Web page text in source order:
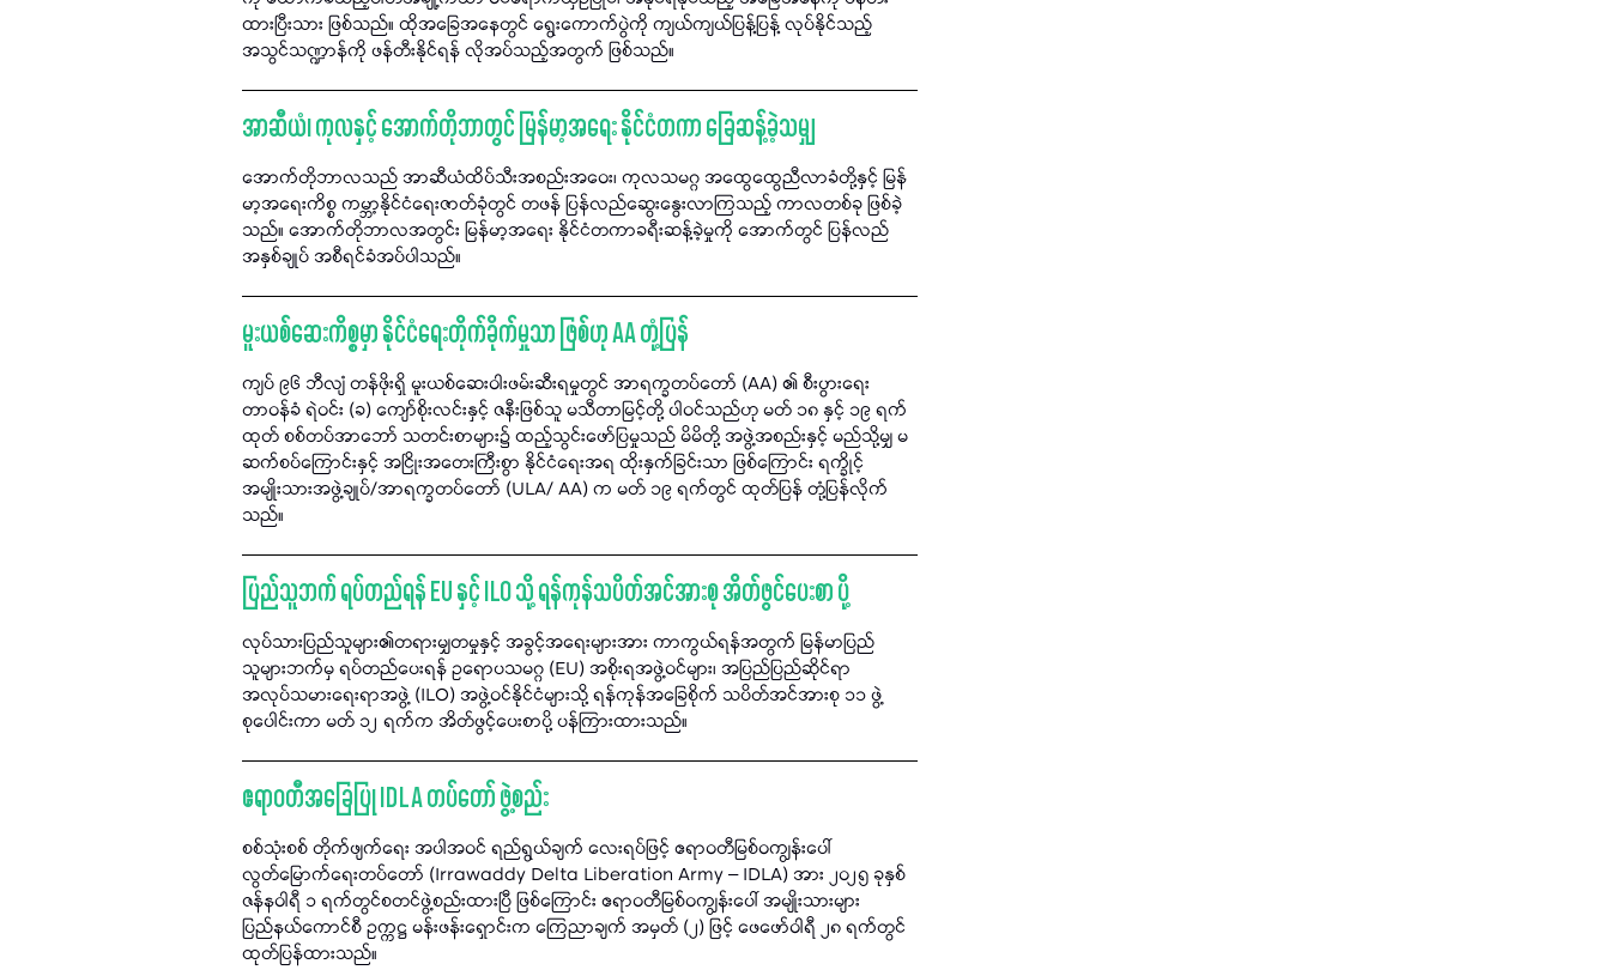
ထားပြီးသား ဖြစ်သည်။ ထိုအခြေအနေတွင် ရွေးကောက်ပွဲကို ကျယ်ကျယ်ပြန့်ပြန့် လုပ်နိုင်သည့်
အသွင်သဏ္ဍာန်ကို ဖန်တီးနိုင်ရန် လိုအပ်သည့်အတွက် ဖြစ်သည်။
အာဆီယံ၊ ကုလနှင့် အောက်တိုဘာတွင် မြန်မာ့အရေး နိုင်ငံတကာ ခြေဆန့်ခဲ့သမျှ
အောက်တိုဘာလသည် အာဆီယံထိပ်သီးအစည်းအဝေး၊ ကုလသမဂ္ဂ အထွေထွေညီလာခံတို့နှင့် မြန်
မာ့အရေးကိစ္စ ကမ္ဘာ့နိုင်ငံရေးဇာတ်ခုံတွင် တဖန် ပြန်လည်ဆွေးနွေးလာကြသည့် ကာလတစ်ခု ဖြစ်ခဲ့
သည်။ အောက်တိုဘာလအတွင်း မြန်မာ့အရေး နိုင်ငံတကာခရီးဆန့်ခဲ့မှုကို အောက်တွင် ပြန်လည်
အနှစ်ချုပ် အစီရင်ခံအပ်ပါသည်။
မူးယစ်ဆေးကိစ္စမှာ နိုင်ငံရေးတိုက်ခိုက်မှုသာ ဖြစ်ဟု AA တုံ့ပြန်
ကျပ် ၉၆ ဘီလျံ တန်ဖိုးရှိ မူးယစ်ဆေးဝါးဖမ်းဆီးရမှုတွင် အာရက္ခတပ်တော် (AA) ၏ စီးပွားရေး
တာဝန်ခံ ရဲဝင်း (ခ) ကျော်စိုးလင်းနှင့် ဇနီးဖြစ်သူ မသီတာမြင့်တို့ ပါဝင်သည်ဟု မတ် ၁၈ နှင့် ၁၉ ရက်
ထုတ် စစ်တပ်အာဘော် သတင်းစာများ၌ ထည့်သွင်းဖော်ပြမှုသည် မိမိတို့ အဖွဲ့အစည်းနှင့် မည်သို့မျှ မ
ဆက်စပ်ကြောင်းနှင့် အငြိုးအတေးကြီးစွာ နိုင်ငံရေးအရ ထိုးနှက်ခြင်းသာ ဖြစ်ကြောင်း ရက္ခိုင့်
အမျိုးသားအဖွဲ့ချုပ်/အာရက္ခတပ်တော် (ULA/ AA) က မတ် ၁၉ ရက်တွင် ထုတ်ပြန် တုံ့ပြန်လိုက်
သည်။
ပြည်သူဘက် ရပ်တည်ရန် EU နှင့် ILO သို့ ရန်ကုန်သပိတ်အင်အားစု အိတ်ဖွင်ပေးစာ ပို့
လုပ်သားပြည်သူများ၏တရားမျှတမှုနှင့် အခွင့်အရေးများအား ကာကွယ်ရန်အတွက် မြန်မာပြည်
သူများဘက်မှ ရပ်တည်ပေးရန် ဥရောပသမဂ္ဂ (EU) အစိုးရအဖွဲ့ဝင်များ၊ အပြည်ပြည်ဆိုင်ရာ
အလုပ်သမားရေးရာအဖွဲ့ (ILO) အဖွဲ့ဝင်နိုင်ငံများသို့ ရန်ကုန်အခြေစိုက် သပိတ်အင်အားစု ၁၁ ဖွဲ့
စုပေါင်းကာ မတ် ၁၂ ရက်က အိတ်ဖွင့်ပေးစာပို့ ပန်ကြားထားသည်။
ဧရာဝတီအခြေပြု IDLA တပ်တော် ဖွဲ့စည်း
စစ်သုံးစစ် တိုက်ဖျက်ရေး အပါအဝင် ရည်ရွယ်ချက် လေးရပ်ဖြင့် ဧရာဝတီမြစ်ဝကျွန်းပေါ်
လွတ်မြောက်ရေးတပ်တော် (Irrawaddy Delta Liberation Army – IDLA) အား ၂၀၂၅ ခုနှစ်
ဇန်နဝါရီ ၁ ရက်တွင်စတင်ဖွဲ့စည်းထားပြီ ဖြစ်ကြောင်း ဧရာဝတီမြစ်ဝကျွန်းပေါ် အမျိုးသားများ
ပြည်နယ်ကောင်စီ ဥက္ကဋ္ဌ မန်းဖန်းရှောင်းက ကြေညာချက် အမှတ် (၂) ဖြင့် ဖေဖော်ဝါရီ ၂၈ ရက်တွင်
ထုတ်ပြန်ထားသည်။